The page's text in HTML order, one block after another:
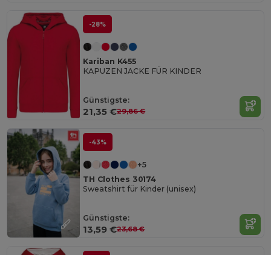
-28%
Kariban K455
KAPUZEN JACKE FÜR KINDER
Günstigste:
21,35 €29,86 €
-43%
+5
TH Clothes 30174
Sweatshirt für Kinder (unisex)
Günstigste:
13,59 €23,68 €